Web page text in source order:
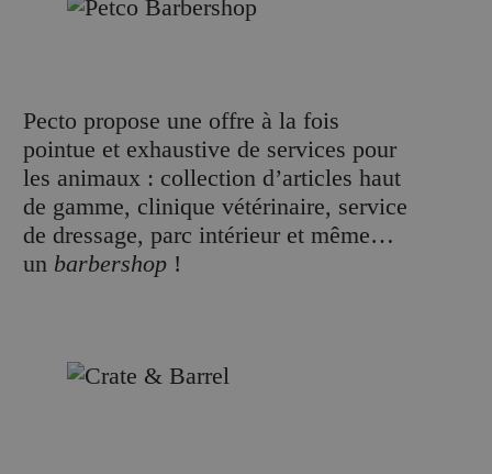
Pecto propose une offre à la fois
pointue et exhaustive de services pour
les animaux : collection d’articles haut
de gamme, clinique vétérinaire, service
de dressage, parc intérieur et même…
un barbershop !